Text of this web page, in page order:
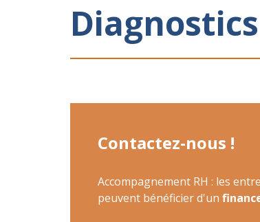
Contactez-nous !
Accompagnement RH : les
peuvent bénéficier d'un